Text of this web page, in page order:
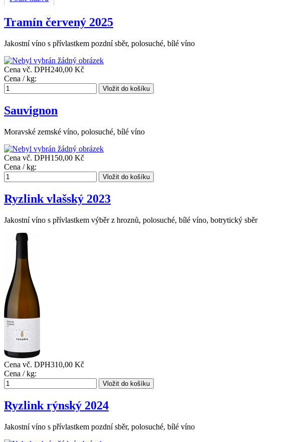
Tramín červený 2025
Jakostní víno s přívlastkem pozdní sběr, polosuché, bílé víno
Cena vč. DPH240,00 Kč
Cena / kg:
Sauvignon
Moravské zemské víno, polosuché, bílé víno
Cena vč. DPH150,00 Kč
Cena / kg:
Ryzlink vlašský 2023
Jakostní víno s přívlastkem výběr z hroznů, polosuché, bílé víno, botrytický sběr
Cena vč. DPH310,00 Kč
Cena / kg:
Ryzlink rýnský 2024
Jakostní víno s přívlastkem pozdní sběr, polosuché, bílé víno